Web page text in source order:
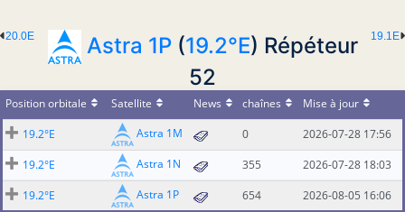
19.1E
20.0E Astra 1P(19.2°E) Répéteur
52
Position orbitale Satellite News chaînes
Mise à jour
19.2°E
Astra 1M 0
2026-07-28 17:56
19.2°E
Astra 1N 355
2026-07-28 18:03
19.2°E
Astra 1P 654 2026-08-05 16:06